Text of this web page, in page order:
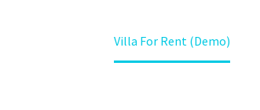
Villa For Rent (Demo)